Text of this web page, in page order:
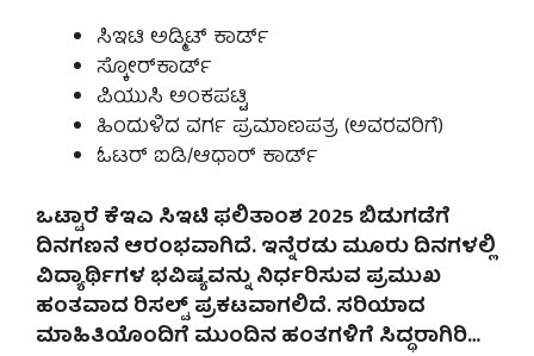
ಸಿಇಟಿ ಅಡ್ಮಿಟ್ ಕಾರ್ಡ್
ಸ್ಕೋರ್‌ಕಾರ್ಡ್
ಪಿಯುಸಿ ಅಂಕಪಟ್ಟಿ
ಹಿಂದುಳಿದ ವರ್ಗ ಪ್ರಮಾಣಪತ್ರ (ಅವರವರಿಗೆ)
ಓಟರ್ ಐಡಿ/ಆಧಾರ್ ಕಾರ್ಡ್
ಒಟ್ಟಾರೆ ಕೆಇಎ ಸಿಇಟಿ ಫಲಿತಾಂಶ 2025 ಬಿಡುಗಡೆಗೆ
ದಿನಗಣನೆ ಆರಂಭವಾಗಿದೆ. ಇನ್ನೆರಡು ಮೂರು ದಿನಗಳಲ್ಲಿ
ವಿದ್ಯಾರ್ಥಿಗಳ ಭವಿಷ್ಯವನ್ನು ನಿರ್ಧರಿಸುವ ಪ್ರಮುಖ
ಹಂತವಾದ ರಿಸಲ್ಟ್ ಪ್ರಕಟವಾಗಲಿದೆ. ಸರಿಯಾದ
ಮಾಹಿತಿಯೊಂದಿಗೆ ಮುಂದಿನ ಹಂತಗಳಿಗೆ ಸಿದ್ಧರಾಗಿರಿ…